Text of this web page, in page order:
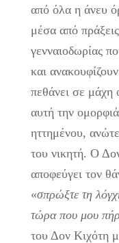
από όλα η άνευ
μέσα από πράξεις
γενναιοδωρίας
και
πεθάνει σε μάχη
αυτή την
ηττημένου,
του νικητή. Ο
αποφεύγει τον
«σπρώξτε τη
τώρα που μου
του Δον Κιχότη